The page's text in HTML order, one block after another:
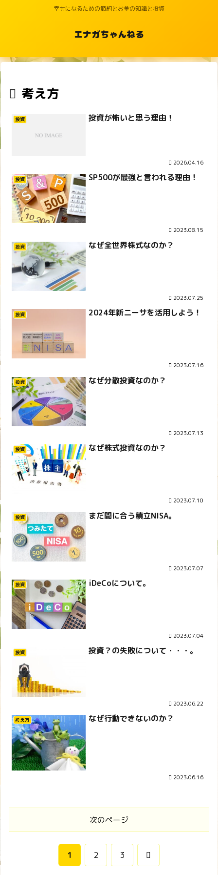
幸せになるための節約とお金の知識と投資
エナガちゃんねる
考え方
投資 投資が怖いと思う理由！
2026.04.16
投資 SP500が最強と言われる理由！
2023.08.15
投資 なぜ全世界株式なのか？
2023.07.25
投資 2024年新ニーサを活用しよう！
2023.07.16
投資 なぜ分散投資なのか？
2023.07.13
投資 なぜ株式投資なのか？
2023.07.10
投資 まだ間に合う積立NISA。
2023.07.07
投資 iDeCoについて。
2023.07.04
投資 投資？の失敗について・・・。
2023.06.22
考え方 なぜ行動できないのか？
2023.06.16
次のページ
1 2 3
次